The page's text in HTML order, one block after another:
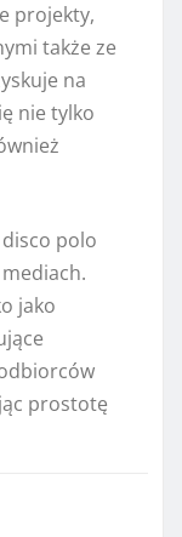
projekty,
także ze
na
nie tylko
disco polo
jako
prostotę